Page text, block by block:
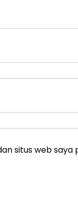
situs web